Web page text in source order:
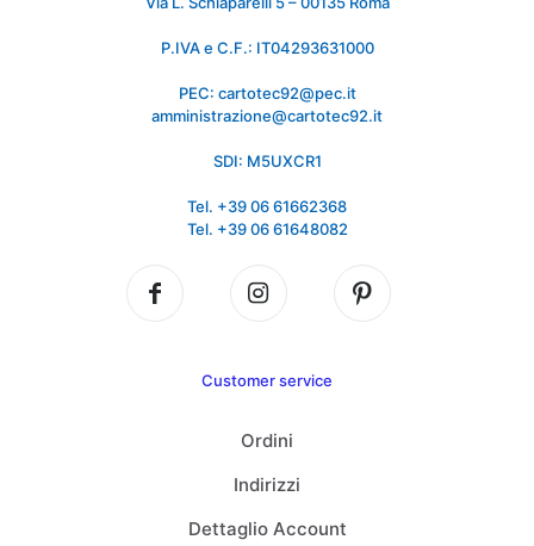
P.IVA e C.F.: IT04293631000
PEC: cartotec92@pec.it
amministrazione@cartotec92.it
SDI: M5UXCR1
Tel. +39 06 61662368
Tel. +39 06 61648082
Customer service
Ordini
Indirizzi
Dettaglio Account